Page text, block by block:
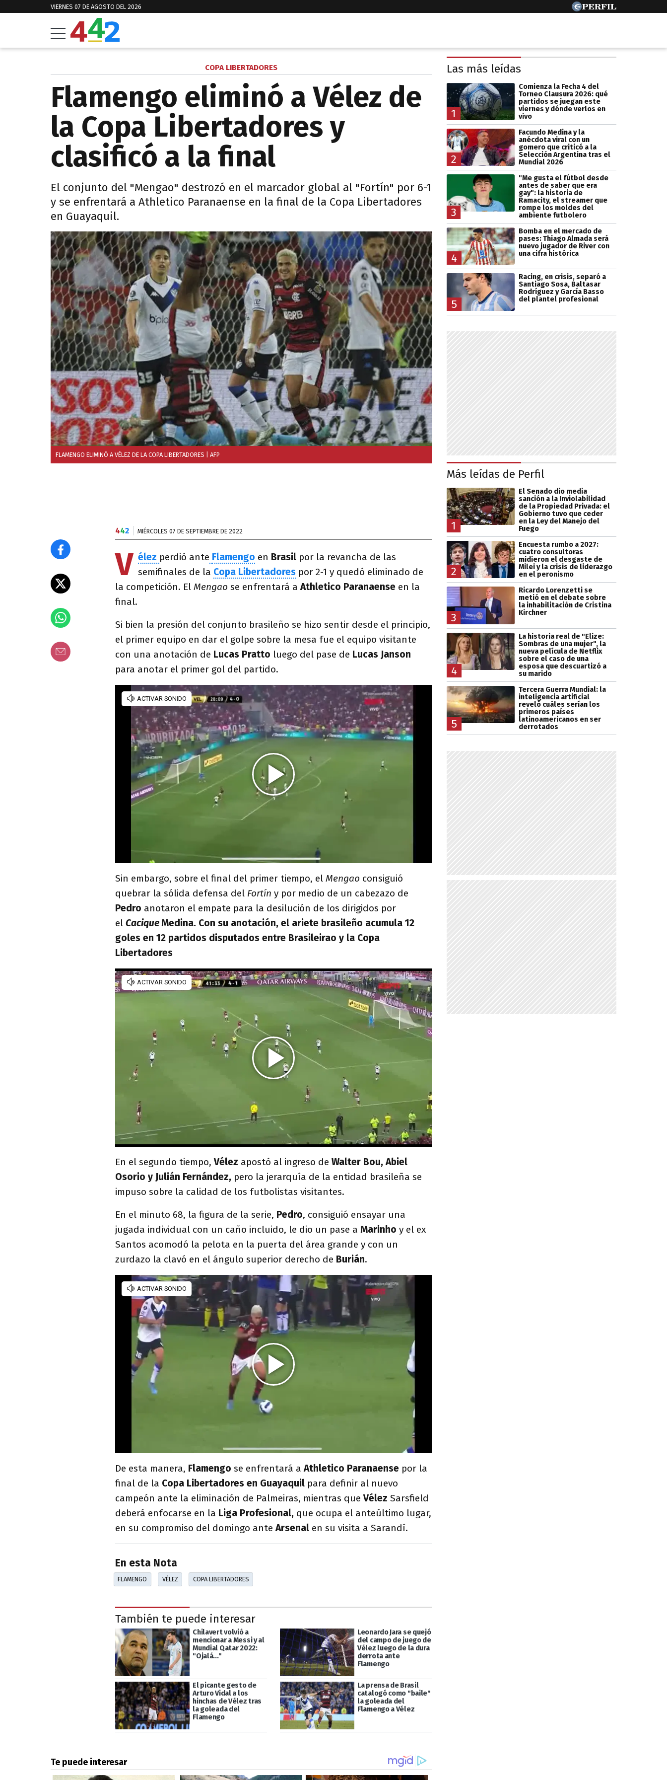
VIERNES 07 DE AGOSTO DEL 2026
COPA LIBERTADORES
Flamengo eliminó a Vélez de
la Copa Libertadores y
clasificó a la final
El conjunto del "Mengao" destrozó en el marcador global al "Fortín" por 6-1
y se enfrentará a Athletico Paranaense en la final de la Copa Libertadores
en Guayaquil.
FLAMENGO ELIMINÓ A VÉLEZ DE LA COPA LIBERTADORES | AFP
442 MIÉRCOLES 07 DE SEPTIEMBRE DE 2022
V élez perdió ante Flamengo en Brasil por la revancha de las
semifinales de la Copa Libertadores por 2-1 y quedó eliminado de
la competición. El Mengao se enfrentará aAthletico Paranaense en la
final.
Si bien la presión del conjunto brasileño se hizo sentir desde el principio,
el primer equipo en dar el golpe sobre la mesa fue el equipo visitante
con una anotación de Lucas Pratto luego del pase de Lucas Janson
para anotar el primer gol del partido.
Sin embargo, sobre el final del primer tiempo, el Mengao consiguió
quebrar la sólida defensa del Fortín y por medio de un cabezazo de
Pedro anotaron el empate para la desilución de los dirigidos por
el CaciqueMedina. Con su anotación, el ariete brasileño acumula 12
goles en 12 partidos disputados entre Brasileirao y la Copa
Libertadores
En el segundo tiempo,Vélez apostó al ingreso de Walter Bou, Abiel
Osorio y Julián Fernández, pero la jerarquía de la entidad brasileña se
impuso sobre la calidad de los futbolistas visitantes.
En el minuto 68, la figura de la serie, Pedro, consiguió ensayar una
jugada individual con un caño incluido, le dio un pase a Marinho y el ex
Santos acomodó la pelota en la puerta del área grande y con un
zurdazo la clavó en el ángulo superior derecho de Burián.
De esta manera, Flamengo se enfrentará a Athletico Paranaense por la
final de la Copa Libertadores en Guayaquil para definir al nuevo
campeón ante la eliminación de Palmeiras, mientras queVélez Sarsfield
deberá enfocarse en la Liga Profesional, que ocupa el anteúltimo lugar,
en su compromiso del domingo anteArsenal en su visita a Sarandí.
En esta Nota
FLAMENGO VÉLEZ COPA LIBERTADORES
También te puede interesar
Chilavert volvió a
mencionar a Messi y al
Mundial Qatar 2022:
"Ojalá..."
Leonardo Jara se quejó
del campo de juego de
Vélez luego de la dura
derrota ante
Flamengo
El picante gesto de
Arturo Vidal a los
hinchas de Vélez tras
la goleada del
Flamengo
La prensa de Brasil
catalogó como "baile"
la goleada del
Flamengo a Vélez
Las más leídas
1
Comienza la Fecha 4 del
Torneo Clausura 2026: qué
partidos se juegan este
viernes y dónde verlos en
vivo
2
Facundo Medina y la
anécdota viral con un
gomero que criticó a la
Selección Argentina tras el
Mundial 2026
3
"Me gusta el fútbol desde
antes de saber que era
gay": la historia de
Ramacity, el streamer que
rompe los moldes del
ambiente futbolero
4
Bomba en el mercado de
pases: Thiago Almada será
nuevo jugador de River con
una cifra histórica
5
Racing, en crisis, separó a
Santiago Sosa, Baltasar
Rodríguez y García Basso
del plantel profesional
Más leídas de Perfil
1
El Senado dio media
sanción a la Inviolabilidad
de la Propiedad Privada: el
Gobierno tuvo que ceder
en la Ley del Manejo del
Fuego
2
Encuesta rumbo a 2027:
cuatro consultoras
midieron el desgaste de
Milei y la crisis de liderazgo
en el peronismo
3
Ricardo Lorenzetti se
metió en el debate sobre
la inhabilitación de Cristina
Kirchner
4
La historia real de "Elize:
Sombras de una mujer", la
nueva película de Netflix
sobre el caso de una
esposa que descuartizó a
su marido
5
Tercera Guerra Mundial: la
inteligencia artificial
reveló cuáles serían los
primeros países
latinoamericanos en ser
derrotados